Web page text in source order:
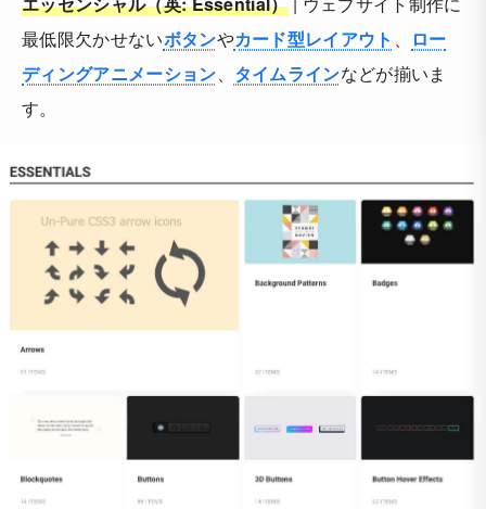
最低限欠かせないボタンやカード型レイアウト 、
ロー
ディングアニメーション、 タイムラインなどが揃いま
す。